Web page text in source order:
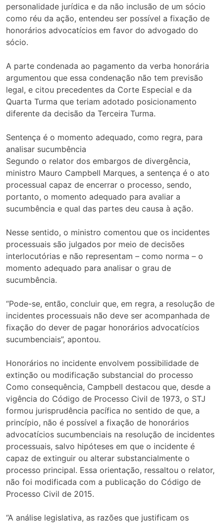
personalidade jurídica e da não inclusão de um sócio
como réu da ação, entendeu ser possível a fixação de
honorários advocatícios em favor do advogado do
sócio.
A parte condenada ao pagamento da verba honorária
argumentou que essa condenação não tem previsão
legal, e citou precedentes da Corte Especial e da
Quarta Turma que teriam adotado posicionamento
diferente da decisão da Terceira Turma.
Sentença é o momento adequado, como regra, para
analisar sucumbência
Segundo o relator dos embargos de divergência,
ministro Mauro Campbell Marques, a sentença é o ato
processual capaz de encerrar o processo, sendo,
portanto, o momento adequado para avaliar a
sucumbência e qual das partes deu causa à ação.
Nesse sentido, o ministro comentou que os incidentes
processuais são julgados por meio de decisões
interlocutórias e não representam – como norma – o
momento adequado para analisar o grau de
sucumbência.
“Pode-se, então, concluir que, em regra, a resolução de
incidentes processuais não deve ser acompanhada de
fixação do dever de pagar honorários advocatícios
sucumbenciais”, apontou.
Honorários no incidente envolvem possibilidade de
extinção ou modificação substancial do processo
Como consequência, Campbell destacou que, desde a
vigência do Código de Processo Civil de 1973, o STJ
formou jurisprudência pacífica no sentido de que, a
princípio, não é possível a fixação de honorários
advocatícios sucumbenciais na resolução de incidentes
processuais, salvo hipóteses em que o incidente é
capaz de extinguir ou alterar substancialmente o
processo principal. Essa orientação, ressaltou o relator,
não foi modificada com a publicação do Código de
Processo Civil de 2015.
“A análise legislativa, as razões que justificam os